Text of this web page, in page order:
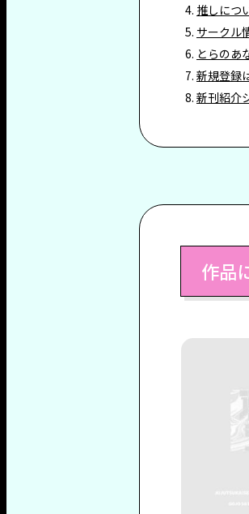
推しにつ
サークル
とらのあ
新規登録
新刊紹介
作品